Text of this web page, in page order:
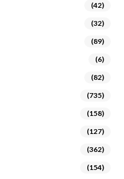
(42)
(32)
(89)
(6)
(82)
(735)
(158)
(127)
(362)
(154)